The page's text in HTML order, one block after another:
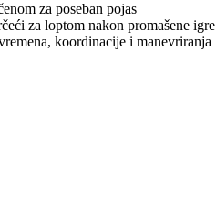
za poseban pojas
za loptom nakon promašene igre
koordinacije i manevriranja